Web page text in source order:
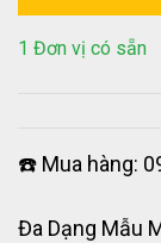
1 Đơn vị có sẵn
☎️ Mua hàng:
Đa Dạng Mẫu